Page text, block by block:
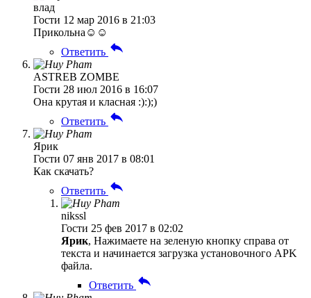
влад
Гости 12 мар 2016 в 21:03
Прикольна☺☺
Ответить
ASTREB ZOMBE
Гости 28 июл 2016 в 16:07
Она крутая и класная :):);)
Ответить
Ярик
Гости 07 янв 2017 в 08:01
Как скачать?
Ответить
nikssl
Гости 25 фев 2017 в 02:02
Ярик, Нажимаете на зеленую кнопку справа от
текста и начинается загрузка установочного APK
файла.
Ответить